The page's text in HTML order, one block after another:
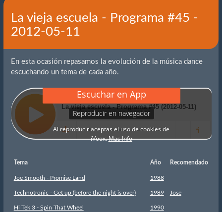
La vieja escuela - Programa #45 -
2012-05-11
En esta ocasión repasamos la evolución de la música dance
escuchando un tema de cada año.
Tema Año Recomendado
Joe Smooth - Promise Land 1988
Technotronic - Get up (before the night is over) 1989 Jose
Hi Tek 3 - Spin That Wheel 1990